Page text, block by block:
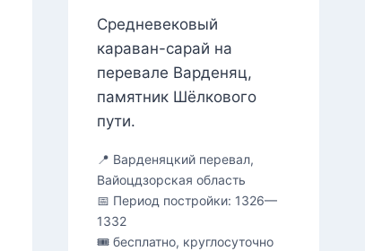
Средневековый
караван-сарай на
перевале Варденяц,
памятник Шёлкового
пути.
📍 Варденяцкий перевал,
Вайоцдзорская область
📅 Период постройки: 1326—
1332
🎟 бесплатно, круглосуточно